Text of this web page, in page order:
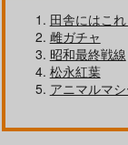
田舎にはこ
雌ガチャ
昭和最終戦線
松永紅葉
アニマルマ